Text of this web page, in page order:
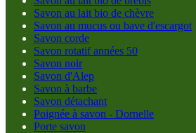
Savon au lait bio de chèvre
Savon au mucus ou bave d'escargot
Savon corde
Savon rotatif années 50
Savon noir
Savon d'Alep
Savon à barbe
Savon détachant
Poignée à savon - Dornelle
Porte savon